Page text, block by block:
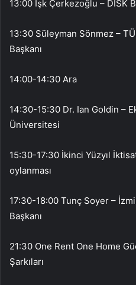
13:00 İşk Çerkezoğlu – DİSK
13:30 Süleyman Sönmez –
Başkanı
14:00-14:30 Ara
14:30-15:30 Dr. Ian Goldin –
Üniversitesi
15:30-17:30 İkinci Yüzyıl
oylanması
17:30-18:00 Tunç Soyer –
Başkanı
21:30 One Rent One Home
Şarkıları